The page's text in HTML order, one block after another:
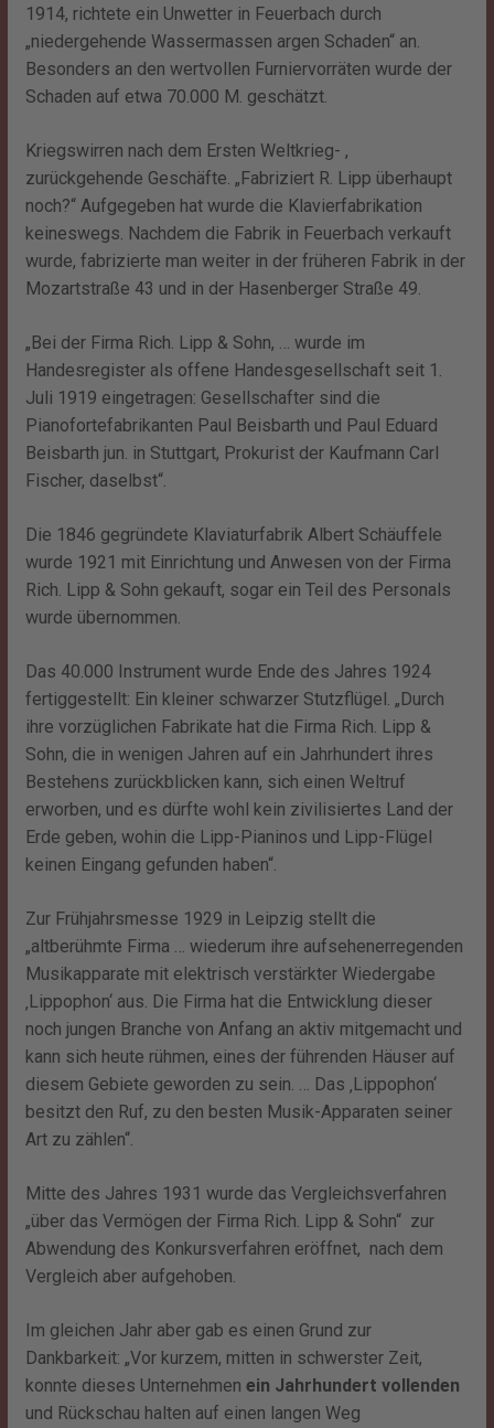
1914, richtete ein Unwetter in Feuerbach durch
„niedergehende Wassermassen argen Schaden“ an.
Besonders an den wertvollen Furniervorräten wurde der
Schaden auf etwa 70.000 M. geschätzt.
Kriegswirren nach dem Ersten Weltkrieg- ,
zurückgehende Geschäfte. „Fabriziert R. Lipp überhaupt
noch?“ Aufgegeben hat wurde die Klavierfabrikation
keineswegs. Nachdem die Fabrik in Feuerbach verkauft
wurde, fabrizierte man weiter in der früheren Fabrik in der
Mozartstraße 43 und in der Hasenberger Straße 49.
„Bei der Firma Rich. Lipp & Sohn, … wurde im
Handesregister als offene Handesgesellschaft seit 1.
Juli 1919 eingetragen: Gesellschafter sind die
Pianofortefabrikanten Paul Beisbarth und Paul Eduard
Beisbarth jun. in Stuttgart, Prokurist der Kaufmann Carl
Fischer, daselbst“.
Die 1846 gegründete Klaviaturfabrik Albert Schäuffele
wurde 1921 mit Einrichtung und Anwesen von der Firma
Rich. Lipp & Sohn gekauft, sogar ein Teil des Personals
wurde übernommen.
Das 40.000 Instrument wurde Ende des Jahres 1924
fertiggestellt: Ein kleiner schwarzer Stutzflügel. „Durch
ihre vorzüglichen Fabrikate hat die Firma Rich. Lipp &
Sohn, die in wenigen Jahren auf ein Jahrhundert ihres
Bestehens zurückblicken kann, sich einen Weltruf
erworben, und es dürfte wohl kein zivilisiertes Land der
Erde geben, wohin die Lipp-Pianinos und Lipp-Flügel
keinen Eingang gefunden haben“.
Zur Frühjahrsmesse 1929 in Leipzig stellt die
„altberühmte Firma … wiederum ihre aufsehenerregenden
Musikapparate mit elektrisch verstärkter Wiedergabe
‚Lippophon‘ aus. Die Firma hat die Entwicklung dieser
noch jungen Branche von Anfang an aktiv mitgemacht und
kann sich heute rühmen, eines der führenden Häuser auf
diesem Gebiete geworden zu sein. … Das ‚Lippophon‘
besitzt den Ruf, zu den besten Musik-Apparaten seiner
Art zu zählen“.
Mitte des Jahres 1931 wurde das Vergleichsverfahren
„über das Vermögen der Firma Rich. Lipp & Sohn“ zur
Abwendung des Konkursverfahren eröffnet, nach dem
Vergleich aber aufgehoben.
Im gleichen Jahr aber gab es einen Grund zur
Dankbarkeit: „Vor kurzem, mitten in schwerster Zeit,
konnte dieses Unternehmen ein Jahrhundert vollenden
und Rückschau halten auf einen langen Weg